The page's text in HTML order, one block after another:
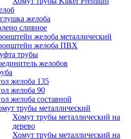
желоба
сливное
желоба металлический
желоба ПВХ
трубы
желобов
желоба 135
желоба 90
желоба составной
трубы металлический
Хомут трубы металлический на
дерево
Хомут трубы металлический на